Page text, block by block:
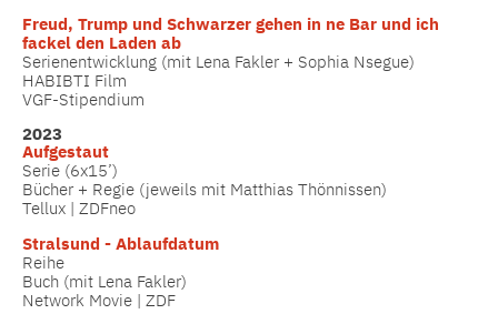
Freud, Trump und Schwarzer gehen in ne Bar und ich
fackel den Laden ab
Serienentwicklung (mit Lena Fakler + Sophia Nsegue)
HABIBTI Film
VGF-Stipendium
2023
Aufgestaut
Serie (6x15’)
Bücher + Regie (jeweils mit Matthias Thönnissen)
Tellux | ZDFneo
Stralsund - Ablaufdatum
Reihe
Buch (mit Lena Fakler)
Network Movie | ZDF